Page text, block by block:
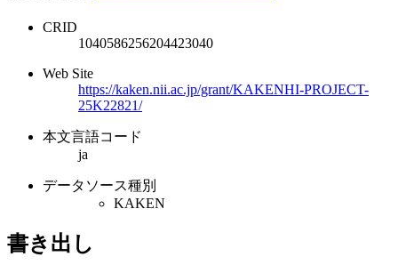
CRID
1040586256204423040
Web Site
https://kaken.nii.ac.jp/grant/KAKENHI-PROJECT-
25K22821/
本文言語コード
ja
データソース種別
KAKEN
書き出し